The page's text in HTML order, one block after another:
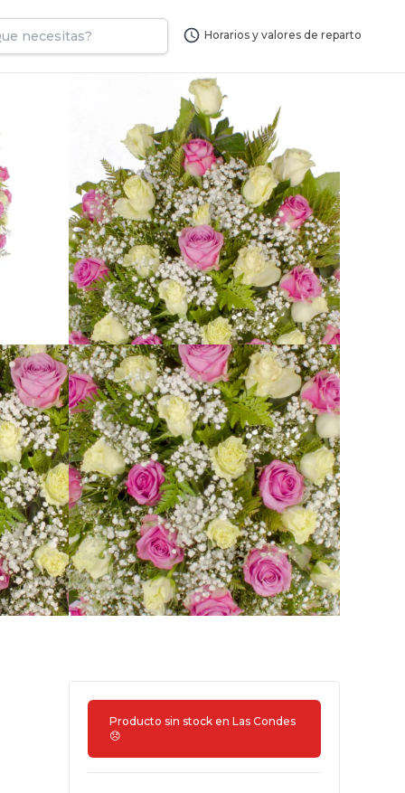
Horarios y valores de reparto
Producto sin stock en Las Condes
😞